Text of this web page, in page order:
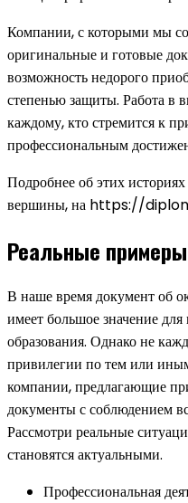
Компании, с которыми мы
оригинальные и готовые
возможность недорого
степенью защиты. Работа в
каждому, кто стремится к
профессиональным
Подробнее об этих историях
вершины, на https://
Реальные
В наше время документ об
имеет большое значение
образования. Однако не
привилегии по тем или
компании, предлагающие
документы с соблюдением
Рассмотри реальные
становятся актуальными.
Профессиональная